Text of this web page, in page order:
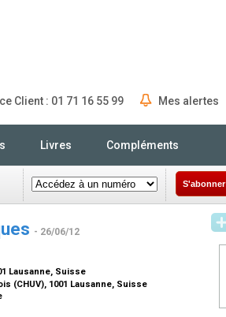
Client : 01 71 16 55 99 Mes alertes
Livres Compléments
S'abonner
- 26/06/12
Lausanne, Suisse
(CHUV), 1001 Lausanne, Suisse